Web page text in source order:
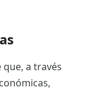
a través